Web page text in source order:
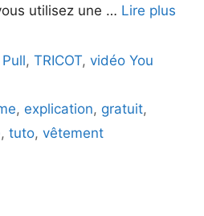
utilisez une … Lire plus
Pull,TRICOT,vidéo You
, explication, gratuit,
, tuto, vêtement